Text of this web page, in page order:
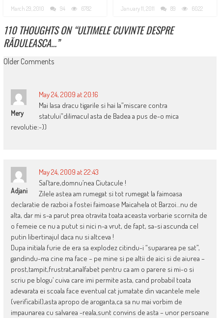
March 29, 2010 94 6782 January 11, 2011 89 6022
110 THOUGHTS ON “ULTIMELE CUVINTE DESPRE
RĂDULEASCA…”
COMMENT
Older Comments
Mery
May 24, 2009 at 20:16
Mai lasa dracu tigarile si hai la”miscare contra
statului”dilimacul asta de Badea a pus de-o mica
revolutie:-))
Adjani
May 24, 2009 at 22:43
Sal’tare,domnu’nea Ciutacule !
Zilele astea am rumegat si tot rumegat la faimoasa
declaratie de razboi a fostei faimoase Maicahela ot Barzoi…nu de
alta, dar mi s-a parut prea otravita toata aceasta vorbarie scornita de
o femeie ce nu a putut si nici n-a vrut, de fapt, sa-si ascunda cel
putin libertinajul daca nu si altceva !
Dupa initiala furie de era sa explodez citindu-i “supararea pe sat”,
gandindu-ma cine ma face – pe mine si pe altii de aici si de aiurea –
prost,tampit,frustrat,analfabet pentru ca am o parere si mi-o si
scriu pe blogu’ cuiva care imi permite asta, cand probabil toata
adevarata ei scoala face eventual cat jumatate din vacantele mele
(verificabil),asta apropo de aroganta,ca sa nu mai vorbim de
impaunarea cu salvarea -reala,sunt convins de asta – unor persoane